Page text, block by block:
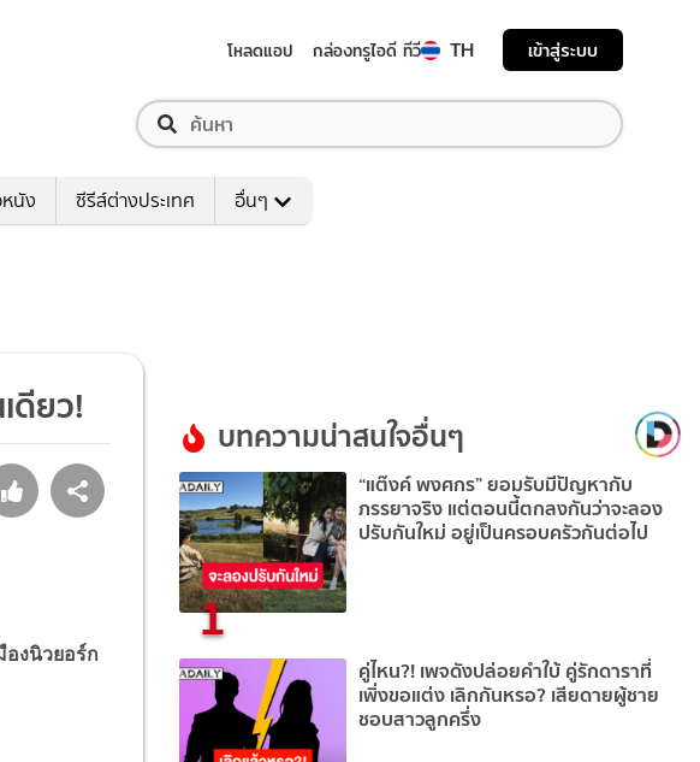
โหลดแอป กล่องทรูไอดี ทีวี TH เข้าสู่ระบบ
นัง ซีรีส์ต่างประเทศ อื่นๆ
ดียว!
องนิวยอร์ก
บทความน่าสนใจอื่นๆ
1
“แต๊งค์ พงศกร” ยอมรับมีปัญหากับ
ภรรยาจริง แต่ตอนนี้ตกลงกันว่าจะลอง
ปรับกันใหม่ อยู่เป็นครอบครัวกันต่อไป
คู่ไหน?! เพจดังปล่อยคำใบ้ คู่รักดาราที่
เพิ่งขอแต่ง เลิกกันหรอ? เสียดายผู้ชาย
ชอบสาวลูกครึ่ง